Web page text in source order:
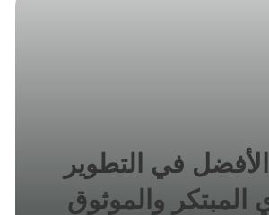
الأفضل في التطوير
المبتكر والموثوق